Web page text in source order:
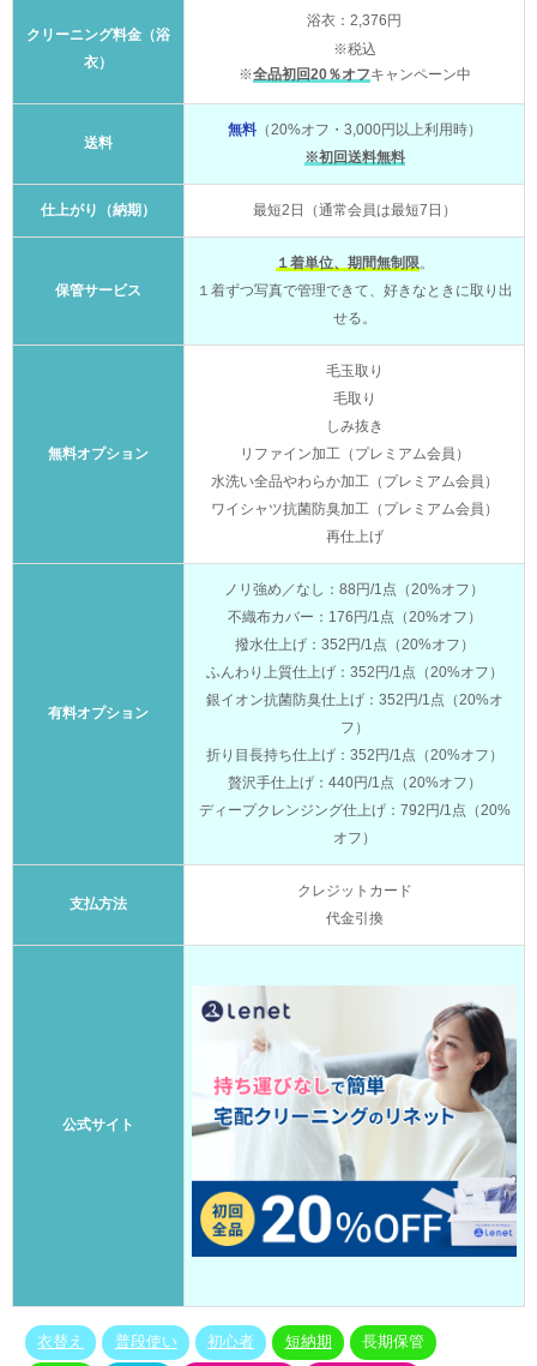
クリーニング料金（浴
衣）
浴衣：2,376円
※税込
※全品初回20％オフキャンペーン中
送料
無料（20%オフ・3,000円以上利用時）
※初回送料無料
仕上がり（納期） 最短2日（通常会員は最短7日）
保管サービス
１着単位、期間無制限。
１着ずつ写真で管理できて、好きなときに取り出
せる。
無料オプション
毛玉取り
毛取り
しみ抜き
リファイン加工（プレミアム会員）
水洗い全品やわらか加工（プレミアム会員）
ワイシャツ抗菌防臭加工（プレミアム会員）
再仕上げ
有料オプション
ノリ強め／なし：88円/1点（20%オフ）
不織布カバー：176円/1点（20%オフ）
撥水仕上げ：352円/1点（20%オフ）
ふんわり上質仕上げ：352円/1点（20%オフ）
銀イオン抗菌防臭仕上げ：352円/1点（20%オ
フ）
折り目長持ち仕上げ：352円/1点（20%オフ）
贅沢手仕上げ：440円/1点（20%オフ）
ディープクレンジング仕上げ：792円/1点（20%
オフ）
支払方法
クレジットカード
代金引換
公式サイト
衣替え 普段使い 初心者 短納期 長期保管